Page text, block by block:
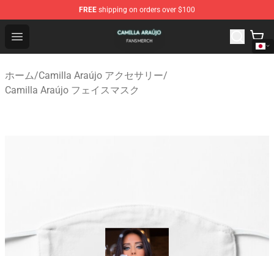
FREE shipping on orders over $100
Open menu
Camilla Araújo Shop - Official Camilla Araújo
ホーム/Camilla Araújo アクセサリー/
Camilla Araújo フェイスマスク